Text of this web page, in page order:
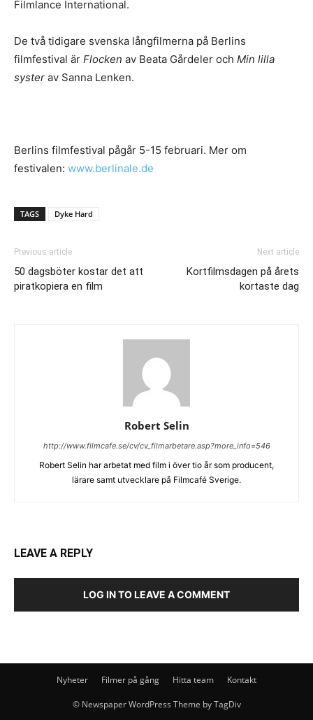
Filmlance International.
De två tidigare svenska långfilmerna på Berlins
filmfestival är Flocken av Beata Gårdeler och Min lilla
syster av Sanna Lenken.
Berlins filmfestival pågår 5-15 februari. Mer om
festivalen: www.berlinale.de
TAGS Dyke Hard
Previous article
50 dagsböter kostar det att
piratkopiera en film
Next article
Kortfilmsdagen på årets
kortaste dag
Robert Selin
http://www.filmcafe.se/cv/cv_filmarbetare.asp?more_info=546
Robert Selin har arbetat med film i över tio år som producent,
lärare samt utvecklare på Filmcafé Sverige.
LEAVE A REPLY
LOG IN TO LEAVE A COMMENT
Nyheter Filmer på gång Hitta team Kontakt
© Newspaper WordPress Theme by TagDiv